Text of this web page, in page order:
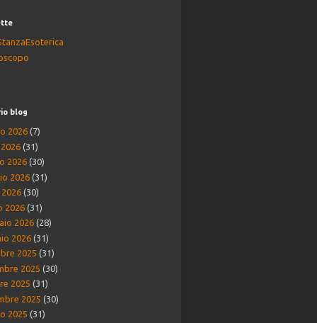
blog
2026 (7)
(31)
2026 (30)
2026 (31)
(30)
2026 (31)
2026 (28)
2026 (31)
2025 (31)
2025 (30)
2025 (31)
2025 (30)
2025 (31)